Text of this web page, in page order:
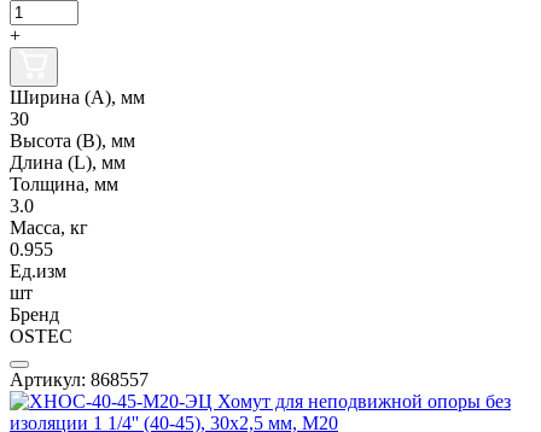
+
Ширина (А), мм
30
Высота (В), мм
Длина (L), мм
Толщина, мм
3.0
Масса, кг
0.955
Ед.изм
шт
Бренд
OSTEC
Артикул: 868557